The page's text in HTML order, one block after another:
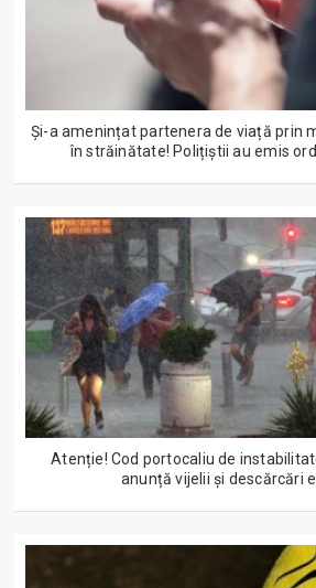
Și-a amenințat partenera de viață prin
în străinătate! Polițiștii au emis
Atenție! Cod portocaliu de
anunță vijelii și descărcări